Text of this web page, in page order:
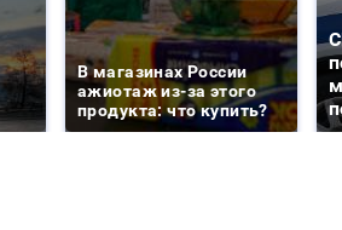
В магазинах России
ажиотаж из-за этого
продукта: что купить?